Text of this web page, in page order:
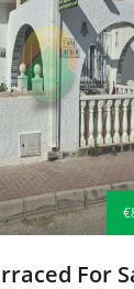
Detached